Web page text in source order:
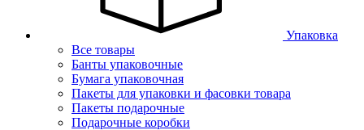
Упаковка
Все товары
Банты упаковочные
Бумага упаковочная
Пакеты для упаковки и фасовки товара
Пакеты подарочные
Подарочные коробки